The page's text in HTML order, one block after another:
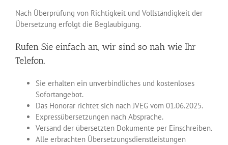
Nach Überprüfung von Richtigkeit und Vollständigkeit der
Übersetzung erfolgt die Beglaubigung.
Rufen Sie einfach an, wir sind so nah wie Ihr
Telefon.
Sie erhalten ein unverbindliches und kostenloses
Sofortangebot.
Das Honorar richtet sich nach JVEG vom 01.06.2025.
Expressübersetzungen nach Absprache.
Versand der übersetzten Dokumente per Einschreiben.
Alle erbrachten Übersetzungsdienstleistungen